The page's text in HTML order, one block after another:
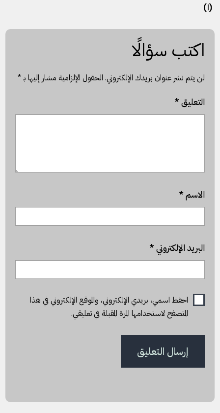
(١)
اكتب سؤالًا
لن يتم نشر عنوان بريدك الإلكتروني. الحقول الإلزامية مشار إليها بـ*
التعليق*
الاسم*
البريد الإلكتروني*
احفظ اسمي، بريدي الإلكتروني، والموقع الإلكتروني في هذا
المتصفح لاستخدامها المرة المقبلة في تعليقي.